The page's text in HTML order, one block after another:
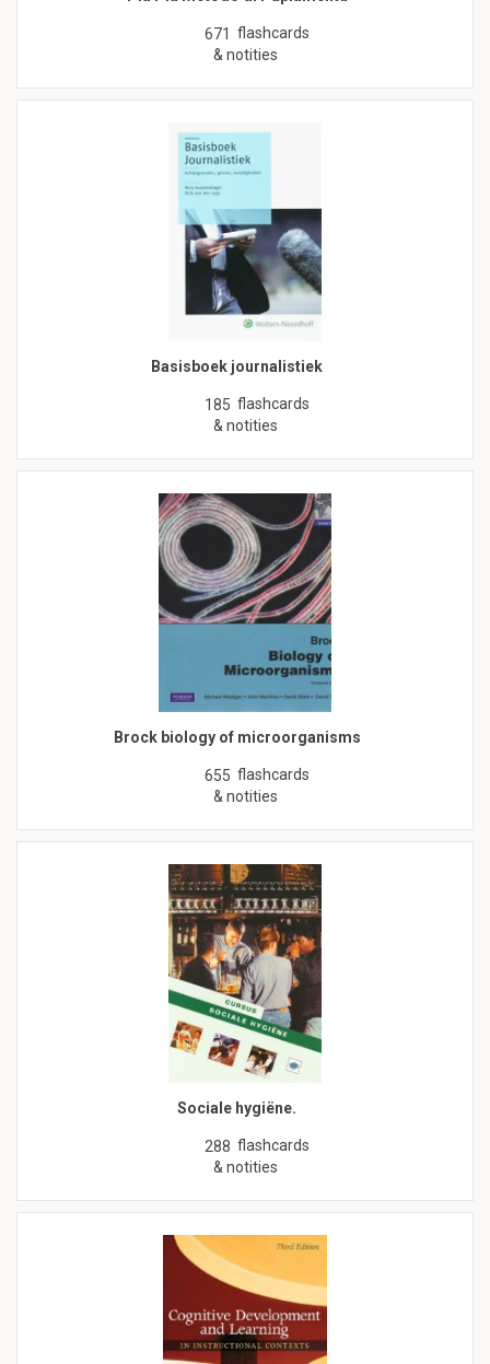
671 flashcards
& notities
Basisboek journalistiek
185 flashcards
& notities
Brock biology of microorganisms
655 flashcards
& notities
Sociale hygiëne.
288 flashcards
& notities